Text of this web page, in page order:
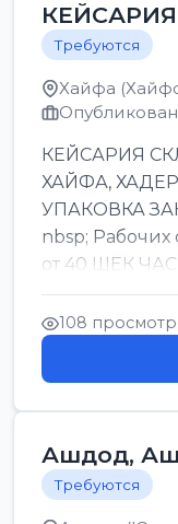
Требуются
Хайфа
КЕЙСАРИЯ
ХАЙФА,
УПАКОВКА
nbsp;
от 40 ШЕК
БОНУСЫ 1500
108
Ашдод,
Требуются